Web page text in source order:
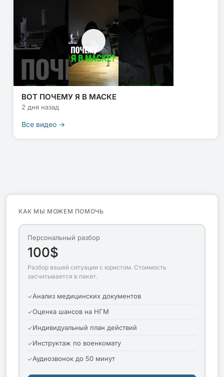
ВОТ ПОЧЕМУ Я В МАСКЕ
2 дня назад
Все видео →
КАК МЫ МОЖЕМ ПОМОЧЬ
Персональный разбор
100$
Разбор вашей ситуации с юристом. Стоимость
засчитывается в пакет.
Анализ медицинских документов
Оценка шансов на НГМ
Индивидуальный план действий
Инструктаж по военкомату
Аудиозвонок до 50 минут